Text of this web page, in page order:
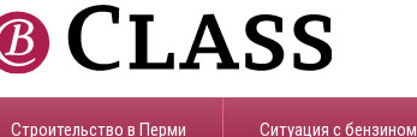
Строительство в Перми ​Ситуация с бензином